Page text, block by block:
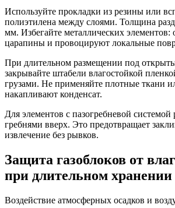
Используйте прокладки из резины или
полиэтилена между слоями. Толщина
мм. Избегайте металлических элементов:
царапины и провоцируют локальные
При длительном размещении под
закрывайте штабели влагостойкой
грузами. Не применяйте плотные ткани
накапливают конденсат.
Для элементов с пазогребневой системой
гребнями вверх. Это предотвращает
извлечение без рывков.
Защита газоблоков от
при длительном хранении
Воздействие атмосферных осадков и